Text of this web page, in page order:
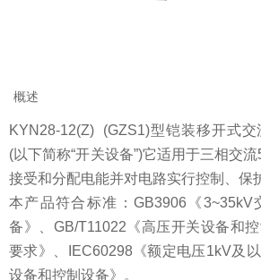
概述
KYN28-12(Z) (GZS1)型铠装移开式
(以下简称“开关设备”)它适用于三相交
接受和分配电能并对电路实行控制、保
本产品符合标准：GB3906《3~35kV
备》、GB/T11022《高压开关设备和
要求》、IEC60298《额定电压1kV及
设备和控制设备》。